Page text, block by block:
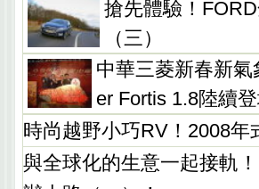
搶先體驗！
（三）
中華三菱新春新
er Fortis 1.8陸續
時尚越野小巧RV！2008
與全球化的生意一起接軌